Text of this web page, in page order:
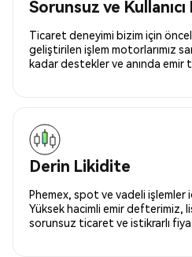
Sorunsuz ve
Ticaret deneyimi bizim için
geliştirilen işlem motorlarımız
kadar destekler ve anında emir
Derin Likidite
Phemex, spot ve vadeli işlemler
Yüksek hacimli emir defterimiz,
sorunsuz ticaret ve istikrarlı